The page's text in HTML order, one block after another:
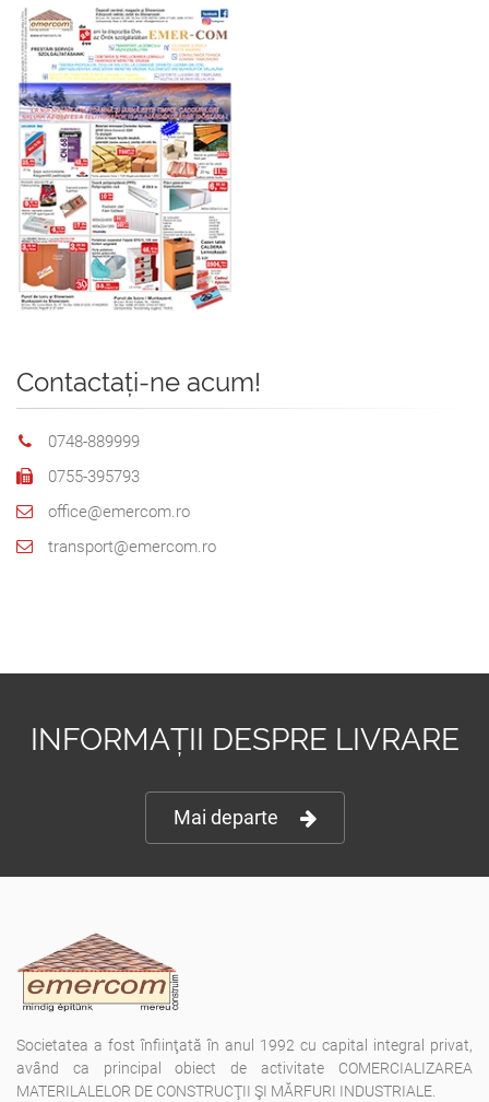
Contactați-ne acum!
0748-889999
0755-395793
office@emercom.ro
transport@emercom.ro
INFORMAȚII DESPRE LIVRARE
Mai departe
Societatea a fost înfiinţată în anul 1992 cu capital integral privat,
având ca principal obiect de activitate COMERCIALIZAREA
MATERILALELOR DE CONSTRUCŢII ŞI MĂRFURI INDUSTRIALE.